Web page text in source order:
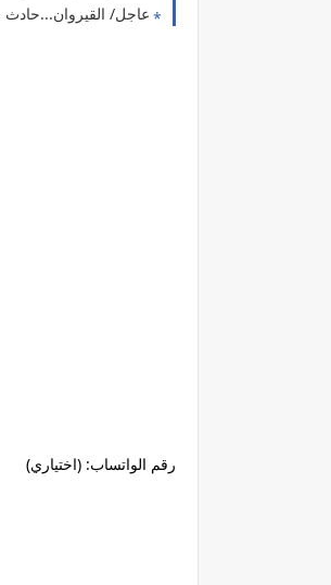
عاجل/
رقم الواتساب: (اختياري)